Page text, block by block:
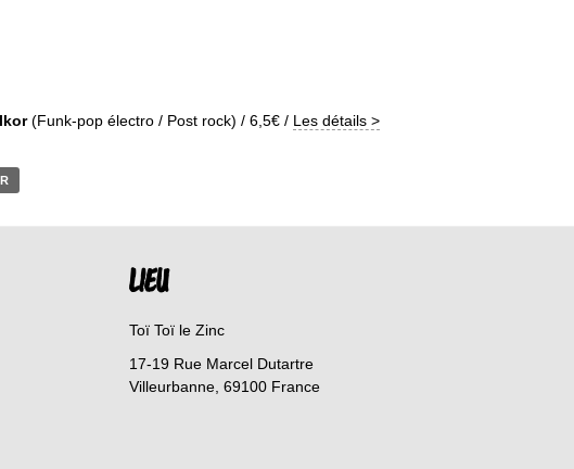
(Funk-pop électro / Post rock) / 6,5€ / Les détails >
LIEU
Toï Toï le Zinc
17-19 Rue Marcel Dutartre
Villeurbanne 69100 France